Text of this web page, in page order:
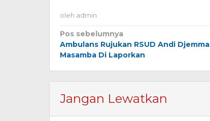
oleh admin
Navigasi
pos
Pos sebelumnya
Ambulans Rujukan RSUD Andi Djemma
Masamba Di Laporkan
Jangan Lewatkan